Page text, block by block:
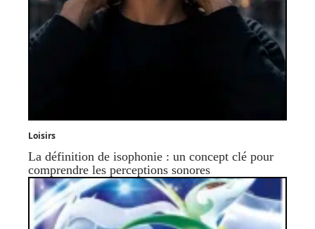
Loisirs
La définition de isophonie : un concept clé pour
comprendre les perceptions sonores